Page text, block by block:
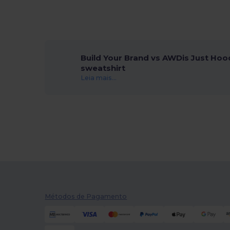
Build Your Brand vs AWDis Just
sweatshirt
Leia mais...
Métodos de Pagamento